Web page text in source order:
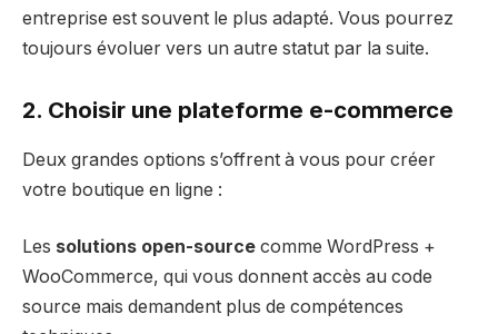
entreprise est souvent le plus adapté. Vous pourrez
toujours évoluer vers un autre statut par la suite.
2. Choisir une plateforme e-commerce
Deux grandes options s’offrent à vous pour créer
votre boutique en ligne :
Les solutions open-source comme WordPress +
WooCommerce, qui vous donnent accès au code
source mais demandent plus de compétences